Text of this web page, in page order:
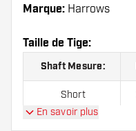
Marque: Harrows
Taille de Tige:
Shaft Mesure:
Short
En savoir plus